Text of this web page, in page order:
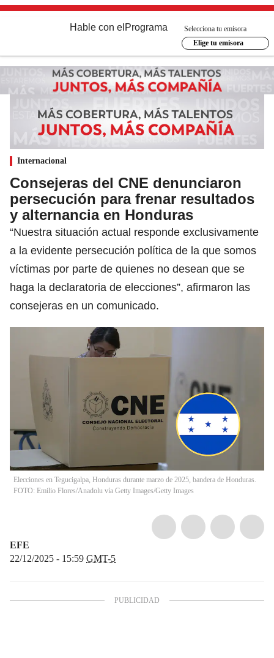
Hable con el Programa
Selecciona tu emisora
Elige tu emisora
Internacional
Consejeras del CNE denunciaron
persecución para frenar resultados
y alternancia en Honduras
“Nuestra situación actual responde exclusivamente
a la evidente persecución política de la que somos
víctimas por parte de quienes no desean que se
haga la declaratoria de elecciones”, afirmaron las
consejeras en un comunicado.
Elecciones en Tegucigalpa, Honduras durante marzo de 2025, bandera de Honduras.
FOTO: Emilio Flores/Anadolu vía Getty Images/Getty Images
EFE
22/12/2025 - 15:59 GMT-5